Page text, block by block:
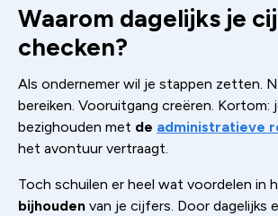
Waarom dagelijks je
checken?
Als ondernemer wil je stappen zetten.
bereiken. Vooruitgang creëren. Kortom:
bezighouden met de administratieve
het avontuur vertraagt.
Toch schuilen er heel wat voordelen in
bijhouden van je cijfers. Door dagelijks